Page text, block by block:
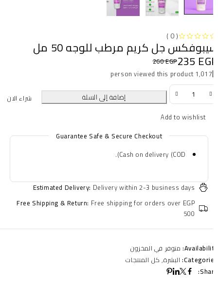
( 0 )
جل كريم مرطب للوجه 50 مل
260EGP235
1,017 person viewed this product
إضافة إلى السلة شراء الان
Guarantee Safe & Secure Checkout
Cash on delivery (COD).
Estimated Delivery:Delivery within 2-3 business days
Free Shipping & Return:Free shipping for orders over EGP
500
متوفر في المخزون
البشرة,كل المنتجات